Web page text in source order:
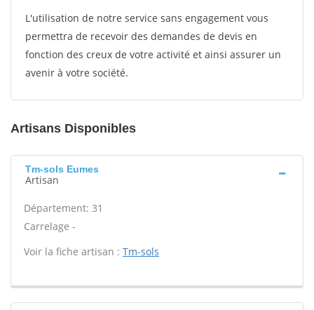
L'utilisation de notre service sans engagement vous
permettra de recevoir des demandes de devis en
fonction des creux de votre activité et ainsi assurer un
avenir à votre société.
Artisans Disponibles
Tm-sols Eumes
Artisan
Département: 31
Carrelage -
Voir la fiche artisan : Tm-sols